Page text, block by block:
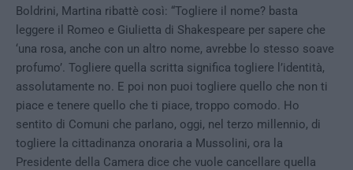
Boldrini, Martina ribattè così: “Togliere il nome? basta
leggere il Romeo e Giulietta di Shakespeare per sapere che
‘una rosa, anche con un altro nome, avrebbe lo stesso soave
profumo’. Togliere quella scritta significa togliere l’identità,
assolutamente no. E poi non puoi togliere quello che non ti
piace e tenere quello che ti piace, troppo comodo. Ho
sentito di Comuni che parlano, oggi, nel terzo millennio, di
togliere la cittadinanza onoraria a Mussolini, ora la
Presidente della Camera dice che vuole cancellare quella